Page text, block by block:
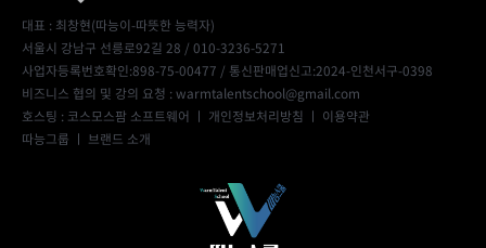
대표 : 최창현(따능이-따뜻한 능력자)
서울시 강남구 선릉로92길 28 / 010-3236-5271
사업자등록번호확인:898-75-00477 / 통신판매업신고:2024-인천서구-0398
비즈니스 협의 및 강의 요청 : warmtalentschool@gmail.com
호스팅 : 코스모스팜 소프트웨어 ㅣ 개인정보처리방침 ㅣ 이용약관
따능그룹 ㅣ 브랜드 소개